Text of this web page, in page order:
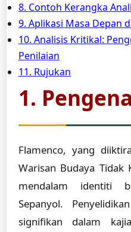
8. Contoh Kerangka
9. Aplikasi Masa Depan
10. Analisis Kritikal:
Penilaian
11. Rujukan
1.
Flamenco, yang
Warisan Budaya Tidak
mendalam identiti
Sepanyol.
signifikan dalam